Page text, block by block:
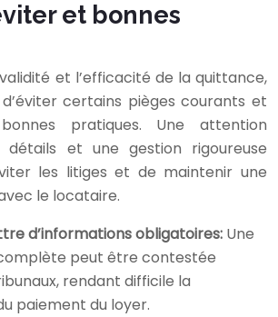
et bonnes
et l’efficacité de la quittance,
certains pièges courants et
pratiques. Une attention
détails et une gestion rigoureuse
les litiges et de maintenir une
le locataire.
d’informations obligatoires: Une
peut être contestée
rendant difficile la
paiement du loyer.